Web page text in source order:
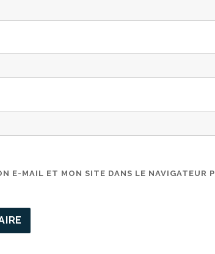
E-MAIL ET MON SITE DANS LE NAVIGATEUR